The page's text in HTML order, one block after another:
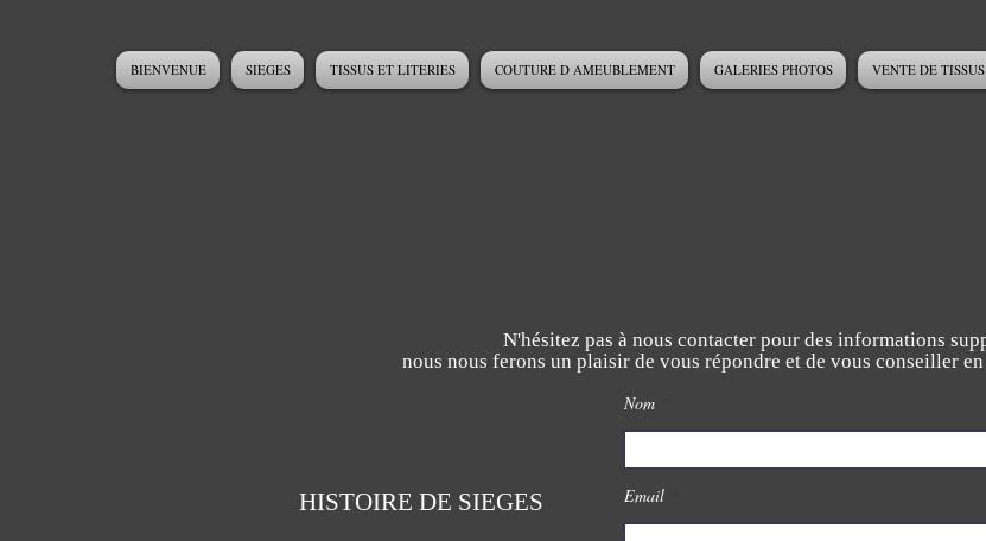
BIENVENUE SIEGES TISSUS ET LITERIES COUTURE D AMEUBLEMENT GALERIES PHOTOS VENTE DE TISSUS
N'hésitez pas à nous contacter pour des informations
nous nous ferons un plaisir de vous répondre et de vous conseiller
HISTOIRE DE SIEGES
Nom
Email